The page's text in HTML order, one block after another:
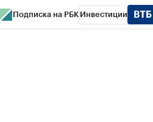
Подписка на РБК Инвестиции